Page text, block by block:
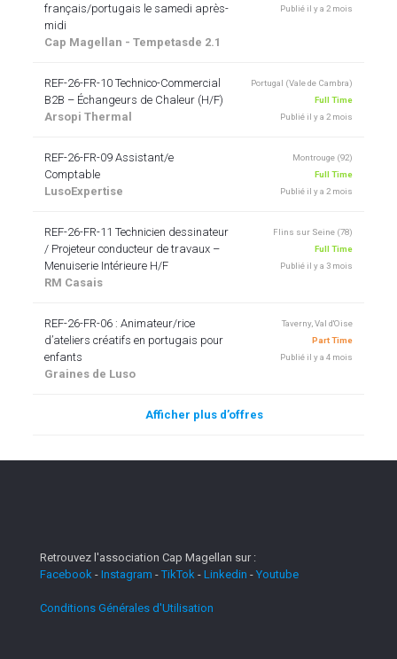
français/portugais le samedi après-
midi
Cap Magellan - Tempetasde 2.1
Publié il y a 2 mois
REF-26-FR-10 Technico-Commercial
B2B – Échangeurs de Chaleur (H/F)
Arsopi Thermal
Portugal (Vale de Cambra)
Full Time
Publié il y a 2 mois
REF-26-FR-09 Assistant/e
Comptable
LusoExpertise
Montrouge (92)
Full Time
Publié il y a 2 mois
REF-26-FR-11 Technicien dessinateur
/ Projeteur conducteur de travaux –
Menuiserie Intérieure H/F
RM Casais
Flins sur Seine (78)
Full Time
Publié il y a 3 mois
REF-26-FR-06 : Animateur/rice
d’ateliers créatifs en portugais pour
enfants
Graines de Luso
Taverny, Val d'Oise
Part Time
Publié il y a 4 mois
Afficher plus d’offres
Retrouvez l'association Cap Magellan sur :
Facebook - Instagram -TikTok - Linkedin - Youtube
Conditions Générales d'Utilisation